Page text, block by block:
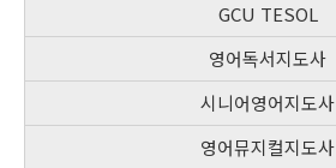
GCU TESOL
영어독서지도사
시니어영어지도사
영어뮤지컬지도사